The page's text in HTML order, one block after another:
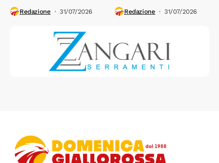
Redazione 31/07/2026 Redazione 31/07/2026